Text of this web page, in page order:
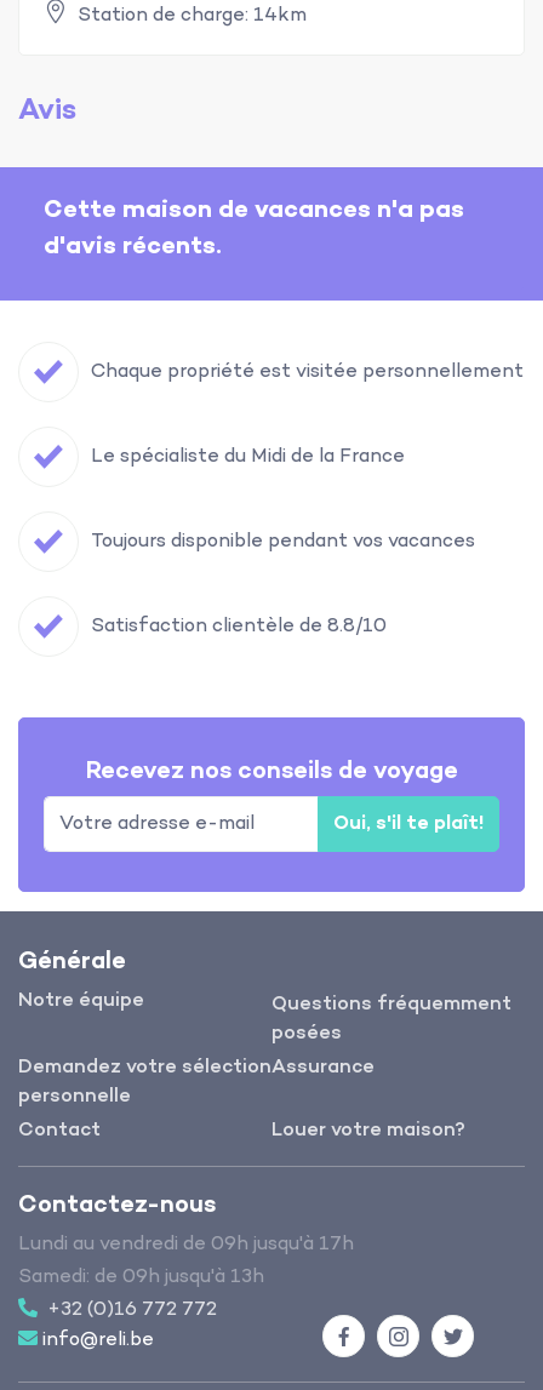
Station de charge: 14km
Avis
Cette maison de vacances n'a pas
d'avis récents.
Chaque propriété est visitée personnellement
Le spécialiste du Midi de la France
Toujours disponible pendant vos vacances
Satisfaction clientèle de 8.8/10
Recevez nos conseils de voyage
Oui, s'il te plaît!
Générale
Notre équipe
Questions fréquemment
posées
Demandez votre sélection
personnelle
Assurance
Contact Louer votre maison?
Contactez-nous
Lundi au vendredi de 09h jusqu'à 17h
Samedi: de 09h jusqu'à 13h
+32 (0)16 772 772
info@reli.be
FacebookInstagramTwitter